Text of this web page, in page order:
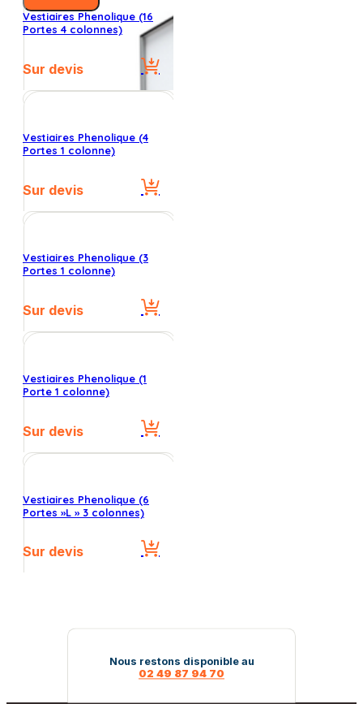
colonnes)
Vestiaires Phenolique (16
Portes 4 colonnes)
Sur devis
Vestiaires Phenolique (4
Portes 1 colonne)
Sur devis
Vestiaires Phenolique (3
Portes 1 colonne)
Sur devis
Vestiaires Phenolique (1
Porte 1 colonne)
Sur devis
Vestiaires Phenolique (6
Portes »L » 3 colonnes)
Sur devis
Nous restons disponible au
02 49 87 94 70